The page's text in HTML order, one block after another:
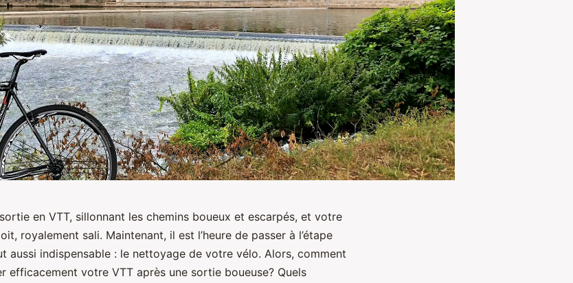
en VTT, sillonnant les chemins boueux et escarpés, et votre
royalement sali. Maintenant, il est l’heure de passer à l’étape
aussi indispensable : le nettoyage de votre vélo. Alors, comment
efficacement votre VTT après une sortie boueuse? Quels